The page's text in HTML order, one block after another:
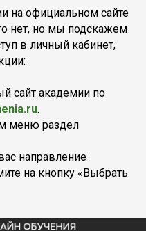
на официальном сайте
нет, но мы подскажем
в личный кабинет,
сайт академии по
.
меню раздел
направление
на кнопку «Выбрать